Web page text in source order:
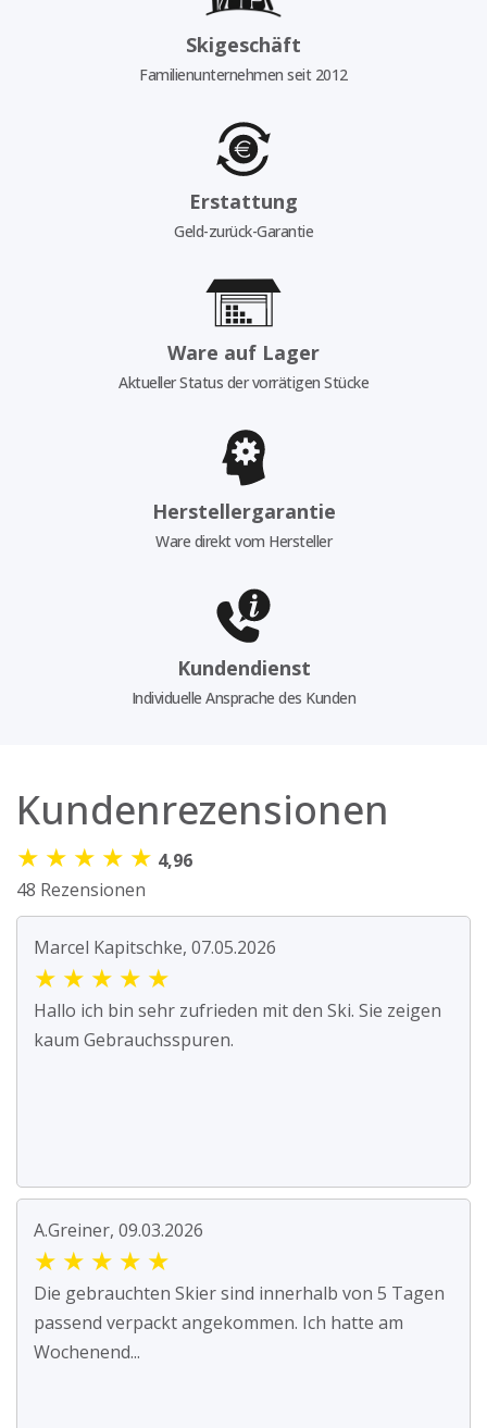
Skigeschäft
Familienunternehmen seit 2012
Erstattung
Geld-zurück-Garantie
Ware auf Lager
Aktueller Status der vorrätigen Stücke
Herstellergarantie
Ware direkt vom Hersteller
Kundendienst
Individuelle Ansprache des Kunden
Kundenrezensionen
★ ★ ★ ★ ★ 4,96
48 Rezensionen
Marcel Kapitschke, 07.05.2026
★ ★ ★ ★ ★
Hallo ich bin sehr zufrieden mit den Ski. Sie zeigen
kaum Gebrauchsspuren.
A.Greiner, 09.03.2026
★ ★ ★ ★ ★
Die gebrauchten Skier sind innerhalb von 5 Tagen
passend verpackt angekommen. Ich hatte am
Wochenend...